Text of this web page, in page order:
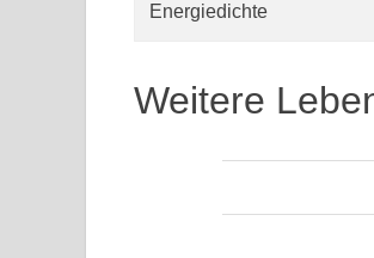
Energiedichte
Weitere